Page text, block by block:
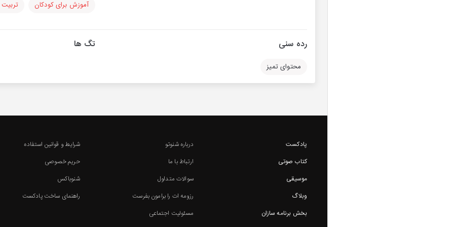
آموزش برای کودکان تربیت
رده سنی
محتوای تمیز
تگ ها
پادکست
کتاب صوتی
موسیقی
وبلاگ
بخش برنامه سازان
درباره شنوتو
ارتباط با ما
سوالات متداول
رزومه ات را برامون بفرست
مسئولیت اجتماعی
شرایط و قوانین استفاده
حریم خصوصی
شنوباکس
راهنمای ساخت پادکست